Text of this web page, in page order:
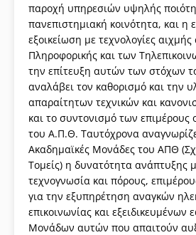
παροχή υπηρεσιών υψηλής
πανεπιστημιακή κοινότητα, και η
εξοικείωση με τεχνολογίες
Πληροφορικής και των
την επίτευξη αυτών των στόχων
αναλάβει τον καθορισμό και την
απαραίτητων τεχνικών και
και το συντονισμό των
του Α.Π.Θ. Ταυτόχρονα
Ακαδημαϊκές Μονάδες του ΑΠΘ
Τομείς) η δυνατότητα ανάπτυξης
τεχνογνωσία και πόρους,
για την εξυπηρέτηση αναγκών
επικοινωνίας και
Μονάδων αυτών που απαιτούν